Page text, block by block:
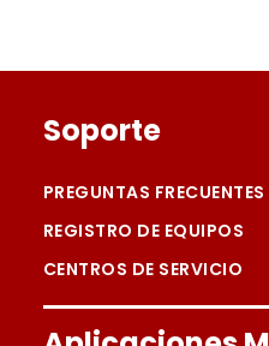
Soporte
PREGUNTAS FRECUENTES
REGISTRO DE EQUIPOS
CENTROS DE SERVICIO